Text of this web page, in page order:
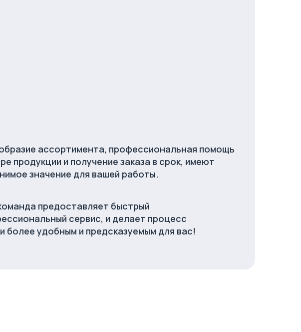
ассортимента, профессиональная помощь
продукции и получение заказа в срок, имеют
значение для вашей работы.
предоставляет быстрый
сервис, и делает процесс
более удобным и предсказуемым для вас!